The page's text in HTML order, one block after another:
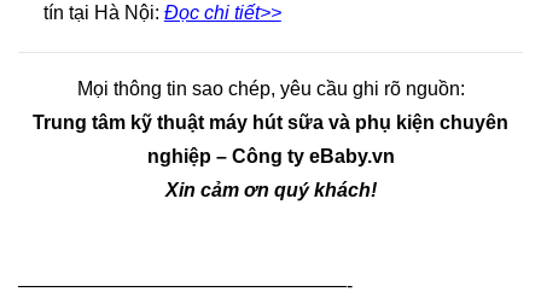
tín tại Hà Nội: Đọc chi tiết>>
Mọi thông tin sao chép, yêu cầu ghi rõ nguồn:
Trung tâm kỹ thuật máy hút sữa và phụ kiện chuyên
nghiệp – Công ty eBaby.vn
Xin cảm ơn quý khách!
—————————————————-